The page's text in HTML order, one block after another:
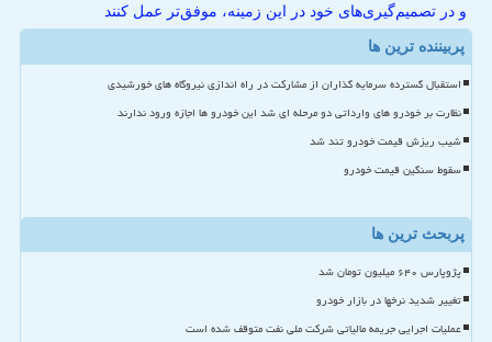
و در تصمیم‌گیری‌های خود در این زمینه، موفق‌تر عمل کنند
پربیننده ترین ها
استقبال گسترده سرمایه گذاران از مشارکت در راه اندازی نیروگاه های خورشیدی
نظارت بر خودرو های وارداتی دو مرحله ای شد این خودرو ها اجازه ورود ندارند
شیب ریزش قیمت خودرو تند شد
سقوط سنگین قیمت خودرو
پربحث ترین ها
پژوپارس ۶۴۰ میلیون تومان شد
تغییر شدید نرخها در بازار خودرو
عملیات اجرایی جریمه مالیاتی شرکت ملی نفت متوقف شده است